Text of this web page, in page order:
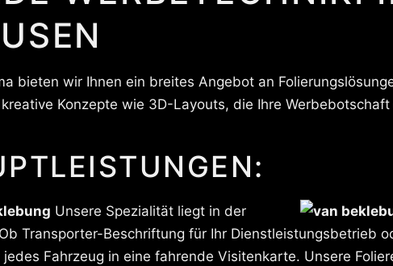
bieten wir Ihnen ein breites Angebot an
Konzepte wie 3D-Layouts, die Ihre
Unsere Spezialität liegt in der
Transporter-Beschriftung für Ihr Dienstleistungsbetrieb
Fahrzeug in eine fahrende Visitenkarte. Unsere